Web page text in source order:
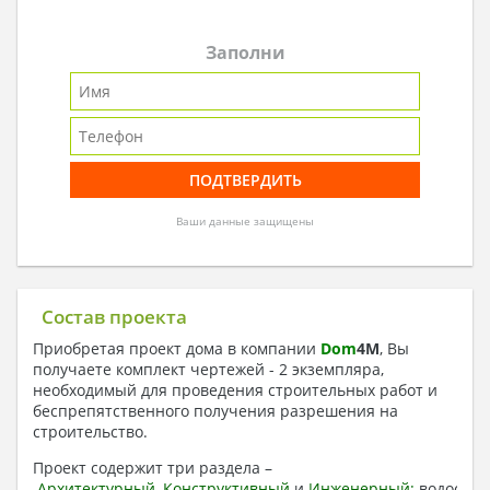
Заполни
Ваши данные защищены
Состав проекта
Приобретая проект дома в компании Dom4M, Вы
получаете комплект чертежей - 2 экземпляра,
необходимый для проведения строительных работ и
беспрепятственного получения разрешения на
строительство.
Проект содержит три раздела –